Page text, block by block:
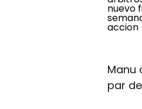
Manu
par